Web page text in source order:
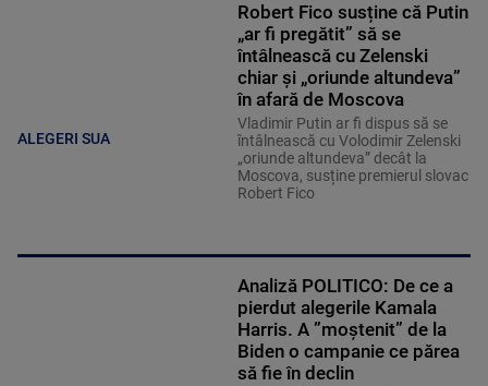
ALEGERI SUA
Robert Fico susține că Putin
„ar fi pregătit” să se
întâlnească cu Zelenski
chiar și „oriunde altundeva”
în afară de Moscova
Vladimir Putin ar fi dispus să se
întâlnească cu Volodimir Zelenski
„oriunde altundeva” decât la
Moscova, susține premierul slovac
Robert Fico
Analiză POLITICO: De ce a
pierdut alegerile Kamala
Harris. A ”moştenit” de la
Biden o campanie ce părea
să fie în declin